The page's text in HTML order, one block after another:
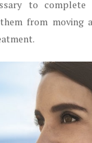
to
from moving